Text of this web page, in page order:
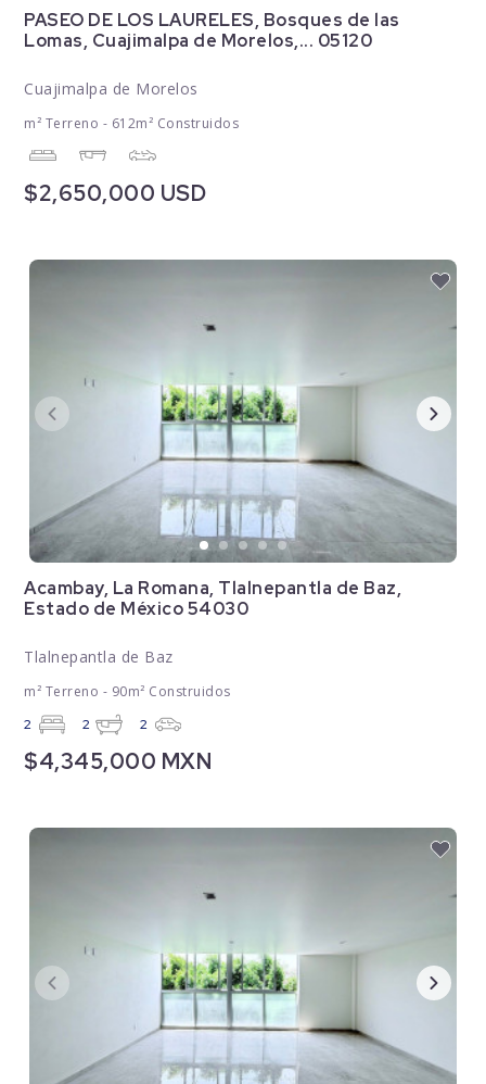
PASEO DE LOS LAURELES, Bosques de las
Lomas, Cuajimalpa de Morelos,... 05120
Cuajimalpa de Morelos
m² Terreno - 612m² Construidos
$2,650,000 USD
Acambay, La Romana, Tlalnepantla de Baz,
Estado de México 54030
Tlalnepantla de Baz
m² Terreno - 90m² Construidos
2 2 2
$4,345,000 MXN